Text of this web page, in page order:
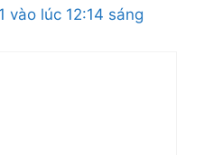
vào lúc 12:14 sáng